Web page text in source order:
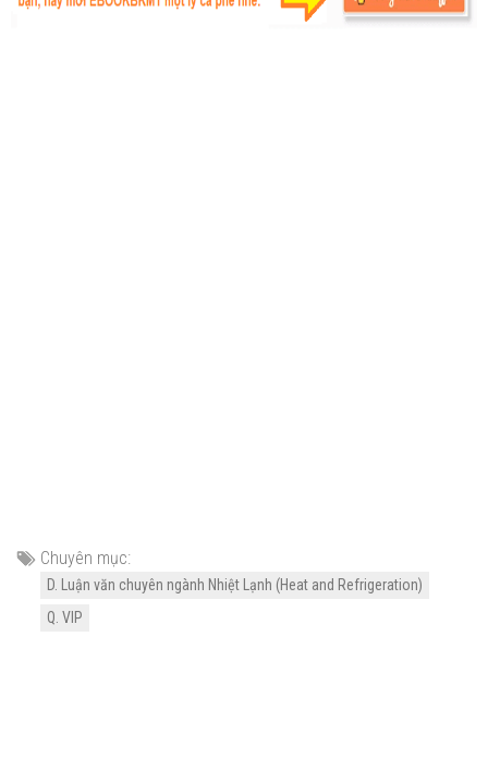
Chuyên mục:
D. Luận văn chuyên ngành Nhiệt Lạnh (Heat and Refrigeration)
Q. VIP